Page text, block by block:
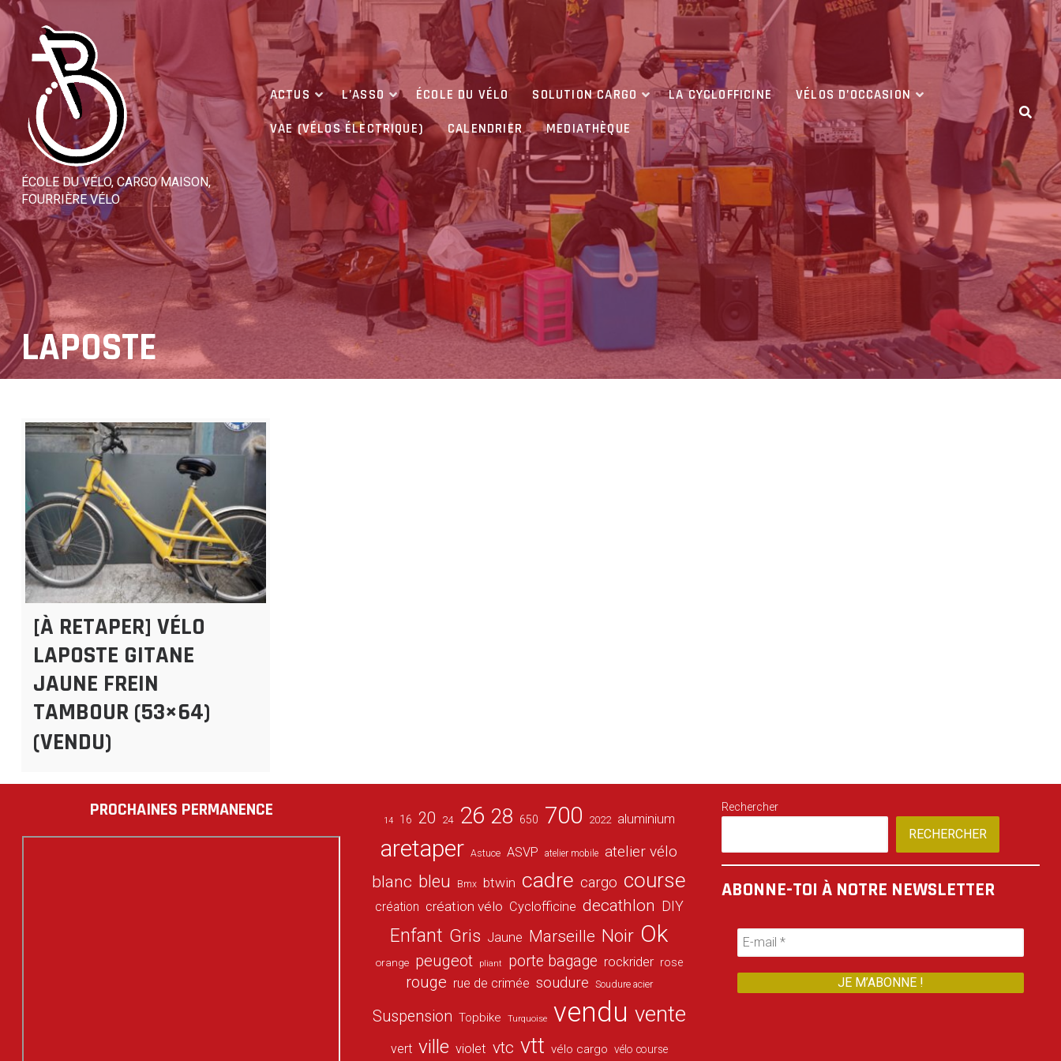
Skip
content
ÉCOLE DU VÉLO, CARGO MAISON,
FOURRIÈRE VÉLO
ACTUS L’ASSO ÉCOLE DU VÉLO SOLUTION CARGO LA CYCLOFFICINE
VÉLOS D’OCCASION
VAE (VÉLOS ÉLECTRIQUE)
CALENDRIER MEDIATHÈQUE
LAPOSTE
[À RETAPER] VÉLO
LAPOSTE GITANE
JAUNE FREIN
TAMBOUR (53×64)
(VENDU)
PROCHAINES PERMANENCE 14 16 20 24 26 28 650 700 2022 aluminium
aretaper Astuce ASVP atelier mobile atelier vélo
blanc bleu Bmx btwin cadre cargo course
création création vélo Cyclofficine decathlon DIY
Enfant Gris Jaune Marseille Noir Ok
orange peugeot pliant porte bagage rockrider rose
rouge rue de crimée soudure Soudure acier
Suspension Topbike Turquoise vendu vente
vert ville violet vtc vtt vélo cargo vélo course
Rechercher
RECHERCHER
ABONNE-TOI À NOTRE NEWSLETTER